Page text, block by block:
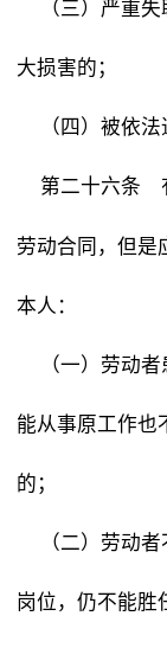
（三）严重失
大损害的；
（四）被依法
第二十六条
劳动合同，但是
本人：
（一）劳动者
能从事原工作也
的；
（二）劳动者
岗位，仍不能胜